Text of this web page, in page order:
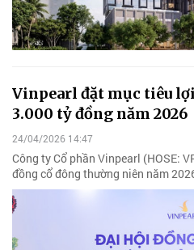
Vinpearl đặt mục tiêu
3.000 tỷ đồng năm 2026
24/04/2026 14:47
Công ty Cổ phần Vinpearl (HOSE:
đồng cổ đông thường niên năm